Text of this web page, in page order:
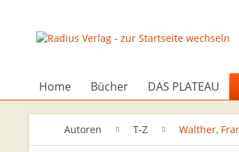
Home Bücher DAS PLATEAU
Autoren T-Z Walther,